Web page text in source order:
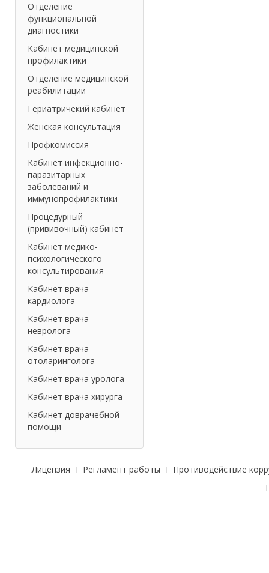
Отделение
функциональной
диагностики
Кабинет медицинской
профилактики
Отделение медицинской
реабилитации
Гериатричекий кабинет
Женская консультация
Профкомиссия
Кабинет инфекционно-
паразитарных
заболеваний и
иммунопрофилактики
Процедурный
(прививочный) кабинет
Кабинет медико-
психологического
консультирования
Кабинет врача
кардиолога
Кабинет врача
невролога
Кабинет врача
отоларинголога
Кабинет врача уролога
Кабинет врача хирурга
Кабинет доврачебной
помощи
Лицензия Регламент работы Противодействие